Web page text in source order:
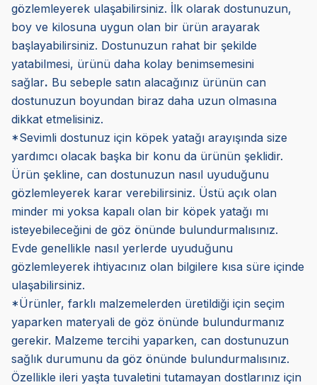
gözlemleyerek ulaşabilirsiniz. İlk olarak dostunuzun,
boy ve kilosuna uygun olan bir ürün arayarak
başlayabilirsiniz. Dostunuzun rahat bir şekilde
yatabilmesi, ürünü daha kolay benimsemesini
sağlar. Bu sebeple satın alacağınız ürünün can
dostunuzun boyundan biraz daha uzun olmasına
dikkat etmelisiniz.
*Sevimli dostunuz için köpek yatağı arayışında size
yardımcı olacak başka bir konu da ürünün şeklidir.
Ürün şekline, can dostunuzun nasıl uyuduğunu
gözlemleyerek karar verebilirsiniz. Üstü açık olan
minder mi yoksa kapalı olan bir köpek yatağı mı
isteyebileceğini de göz önünde bulundurmalısınız.
Evde genellikle nasıl yerlerde uyuduğunu
gözlemleyerek ihtiyacınız olan bilgilere kısa süre içinde
ulaşabilirsiniz.
*Ürünler, farklı malzemelerden üretildiği için seçim
yaparken materyali de göz önünde bulundurmanız
gerekir. Malzeme tercihi yaparken, can dostunuzun
sağlık durumunu da göz önünde bulundurmalısınız.
Özellikle ileri yaşta tuvaletini tutamayan dostlarınız için